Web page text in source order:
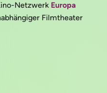
Netzwerk Europa
Filmtheater